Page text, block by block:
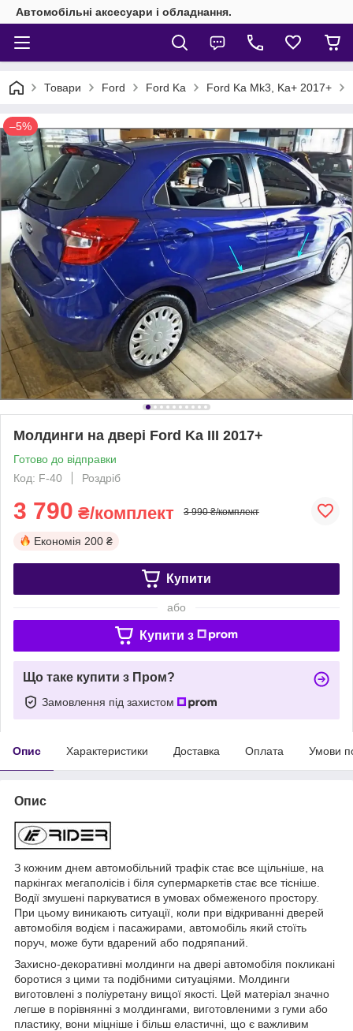
Автомобільні аксесуари і обладнання.
Товари Ford Ford Ka Ford Ka Mk3, Ka+ 2017+
–5%
Молдинги на двері Ford Ka III 2017+
Готово до відправки
Код: F-40
Роздріб
3 790 ₴/комплект 3 990 ₴/комплект
Економія 200 ₴
Купити
або
Купити з
Що таке купити з Пром?
Замовлення під захистом
Опис Характеристики Доставка Оплата Умови
Опис
З кожним днем автомобільний трафік стає все щільніше, на
паркінгах мегаполісів і біля супермаркетів стає все тісніше.
Водії змушені паркуватися в умовах обмеженого простору.
При цьому виникають ситуації, коли при відкриванні дверей
автомобіля водієм і пасажирами, автомобіль який стоїть
поруч, може бути вдарений або подряпаний.
Захисно-декоративні молдинги на двері автомобіля покликані
боротися з цими та подібними ситуаціями. Молдинги
виготовлені з поліуретану вищої якості. Цей матеріал значно
легше в порівнянні з молдингами, виготовленими з гуми або
пластику, вони міцніше і більш еластичні, що є важливим